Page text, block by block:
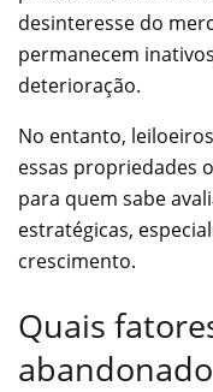
desinteresse do
permanecem
deterioração.
No entanto,
essas propriedades
para quem sabe
estratégicas,
crescimento.
Quais